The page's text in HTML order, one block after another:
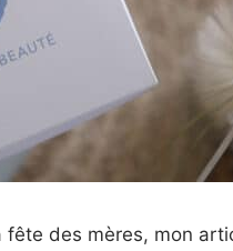
fête des mères, mon